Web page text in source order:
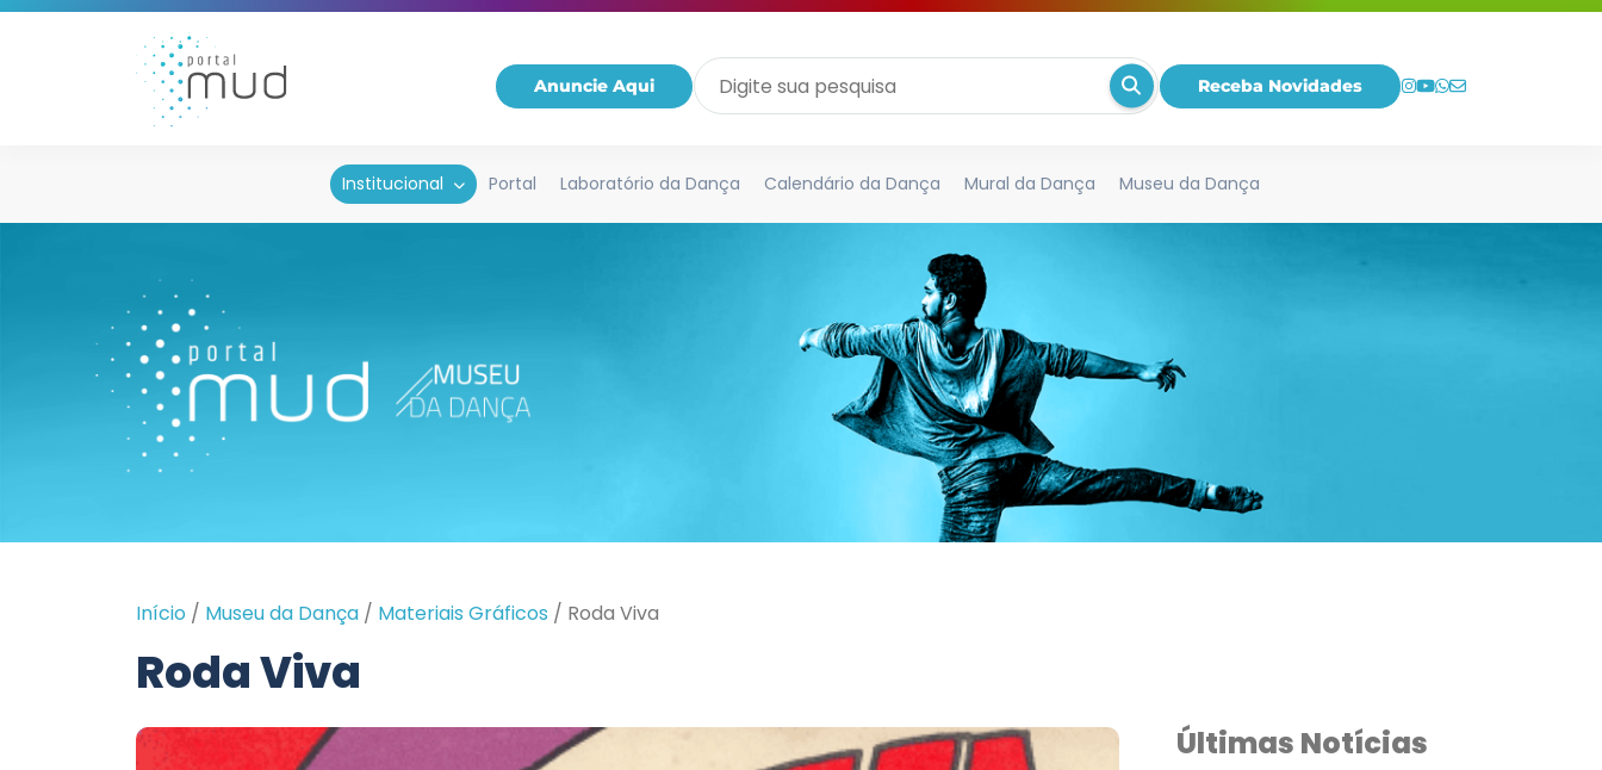
Anuncie Aqui Receba Novidades
Institucional Portal Laboratório da Dança Calendário da Dança Mural da Dança Museu da Dança
Início / Museu da Dança / Materiais Gráficos / Roda Viva
Roda Viva
Últimas Notícias